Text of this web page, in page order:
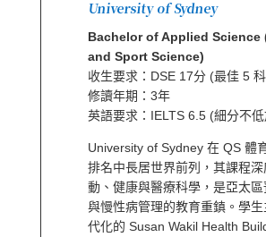
University of Sydney
Bachelor of Applied Science
and Sport Science)
收生要求：DSE 17分 (最佳 5
修讀年期：3年
英語要求：IELTS 6.5 (細分不
University of Sydney 在 QS 體
排名中長居世界前列，其課程深
動、健康與醫療科學，是亞太
與慢性病管理的教育重鎮。學生
代化的 Susan Wakil Health